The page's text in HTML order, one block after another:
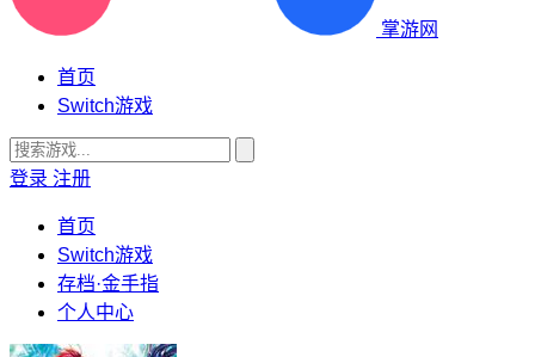
掌游网
首页
Switch游戏
登录 注册
首页
Switch游戏
存档·金手指
个人中心